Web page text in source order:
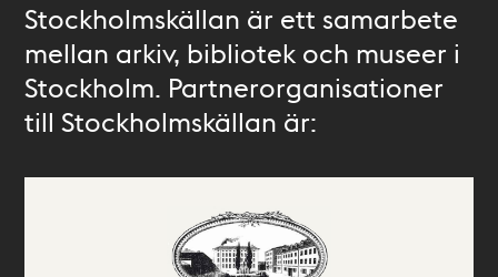
Stockholmskällan är ett samarbete
mellan arkiv, bibliotek och museer i
Stockholm. Partnerorganisationer
till Stockholmskällan är: